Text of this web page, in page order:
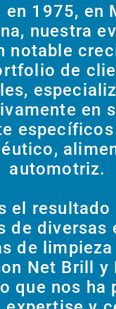
en 1975, en
nuestra
notable
de
en
automotriz.
el resultado
de diversas
de
Net Brill y
que nos ha